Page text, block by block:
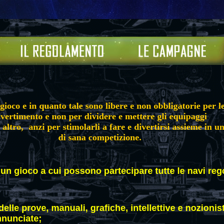
e in quanto tale sono libere e non obbligatorie per
e non per dividere e mettere gli equipaggi
anzi per stimolarli a fare e divertirsi assieme in
di sana competizione.
gioco a cui possono partecipare tutte le navi
prove, manuali, grafiche, intellettive e